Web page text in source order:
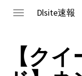
ToggleDlsite速報
【ク